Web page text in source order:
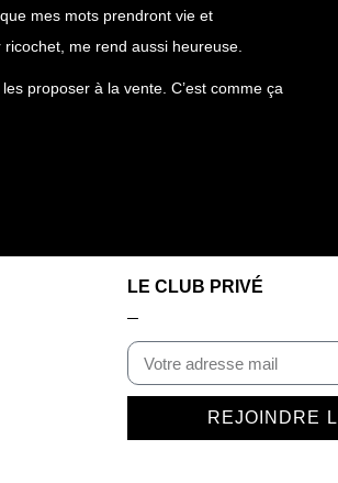
mes mots prendront vie et
me rend aussi heureuse.
proposer à la vente. C’est comme ça
LE CLUB PRIVÉ
REJOINDRE